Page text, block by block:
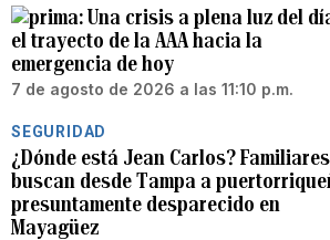
Una crisis a plena luz del
el trayecto de la AAA hacia la
emergencia de hoy
7 de agosto de 2026 a las 11:10 p.m.
SEGURIDAD
¿Dónde está Jean Carlos? Familiares
buscan desde Tampa a
presuntamente desparecido en
Mayagüez